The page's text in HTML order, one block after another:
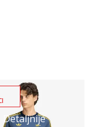
Detaljnije